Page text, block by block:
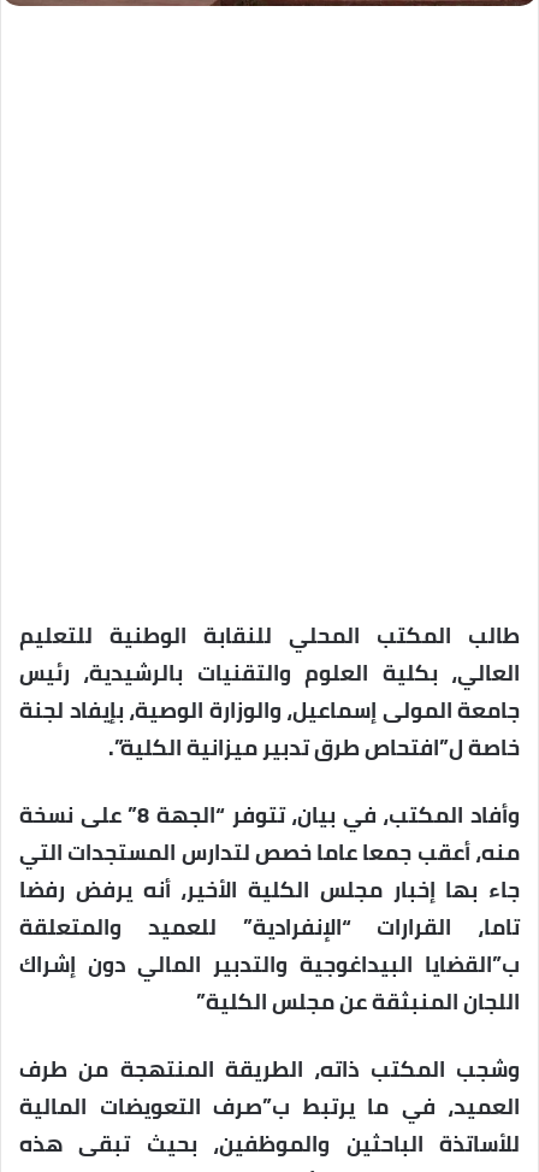
طالب المكتب المحلي للنقابة الوطنية للتعليم
العالي، بكلية العلوم والتقنيات بالرشيدية، رئيس
جامعة المولى إسماعيل، والوزارة الوصية، بإيفاد لجنة
خاصة ل”افتحاص طرق تدبير ميزانية الكلية”.
وأفاد المكتب، في بيان، تتوفر “الجهة 8” على نسخة
منه، أعقب جمعا عاما خصص لتدارس المستجدات التي
جاء بها إخبار مجلس الكلية الأخير، أنه يرفض رفضا
تاما، القرارات “الإنفرادية” للعميد والمتعلقة
ب”القضايا البيداغوجية والتدبير المالي دون إشراك
اللجان المنبثقة عن مجلس الكلية”
وشجب المكتب ذاته، الطريقة المنتهجة من طرف
العميد، في ما يرتبط ب”صرف التعويضات المالية
للأساتذة الباحثين والموظفين، بحيث تبقى هذه